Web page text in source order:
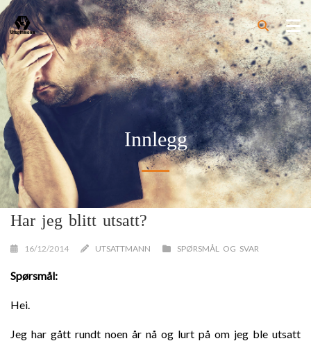
Innlegg
Har jeg blitt utsatt?
16/12/2014 UTSATTMANN SPØRSMÅL OG SVAR
Spørsmål:
Hei.
Jeg har gått rundt noen år nå og lurt på om jeg ble utsatt